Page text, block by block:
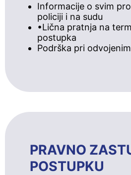
Informacije o svim
policiji i na sudu
•Lična pratnja na
postupka
Podrška pri
PRAVNO
POSTUPKU